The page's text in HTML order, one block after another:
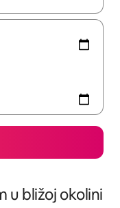
u bližoj okolini